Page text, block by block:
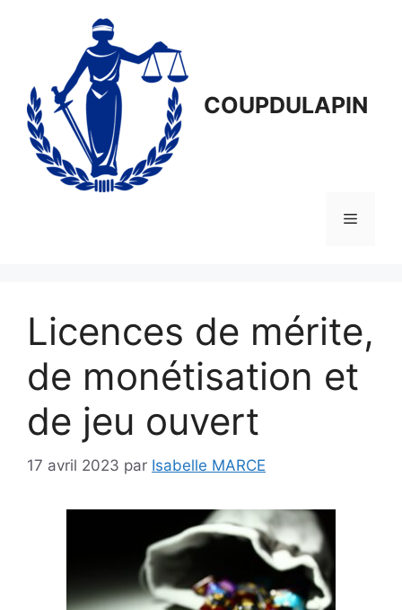
COUPDULAPIN
Menu
Licences de mérite,
de monétisation et
de jeu ouvert
17 avril 2023 par Isabelle MARCE